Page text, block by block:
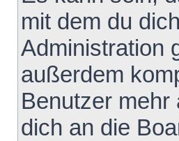
mit dem du
Administration
außerdem
Benutzer mehr
dich an die